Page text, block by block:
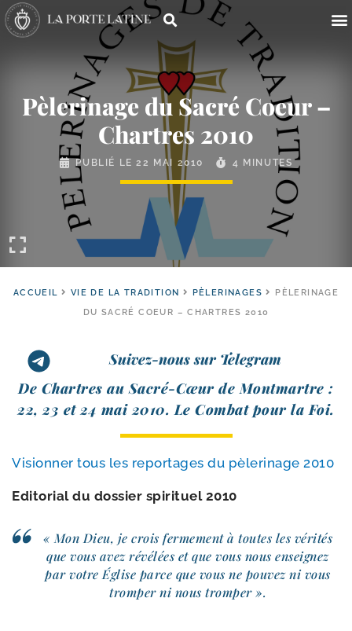
Pèlerinage du Sacré Coeur –
Chartres 2010
PUBLIÉ LE22 MAI 2010 4 MINUTES
ACCUEIL VIE DE LA TRADITION PÈLERINAGES
PÈLERINAGE
DU SACRÉ COEUR – CHARTRES 2010
Suivez-nous sur Telegram
De Chartres au Sacré-​Cœur de Montmartre :
22, 23 et 24 mai 2010. Le Combat pour la Foi.
Visionner tous les repor­tages du pèle­ri­nage 2010
Editorial du dos­sier spi­ri­tuel 2010
« Mon Dieu, je crois fer­me­ment à toutes les véri­tés
que vous avez révé­lées et que vous nous ensei­gnez
par votre Église parce que vous ne pou­vez ni vous
trom­per ni nous tromper ».